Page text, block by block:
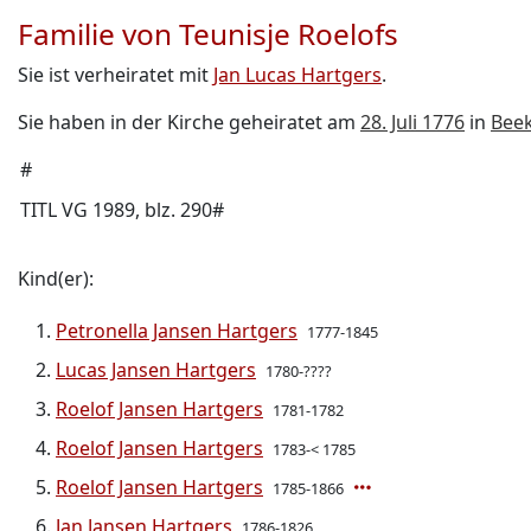
Familie von Teunisje Roelofs
Sie ist verheiratet mit Jan Lucas Hartgers.
Sie haben in der Kirche geheiratet am 28. Juli 1776 in
#
TITL VG 1989, blz. 290#
Kind(er):
Petronella Jansen Hartgers 1777-1845
Lucas Jansen Hartgers 1780-????
Roelof Jansen Hartgers 1781-1782
Roelof Jansen Hartgers 1783-< 1785
Roelof Jansen Hartgers 1785-1866